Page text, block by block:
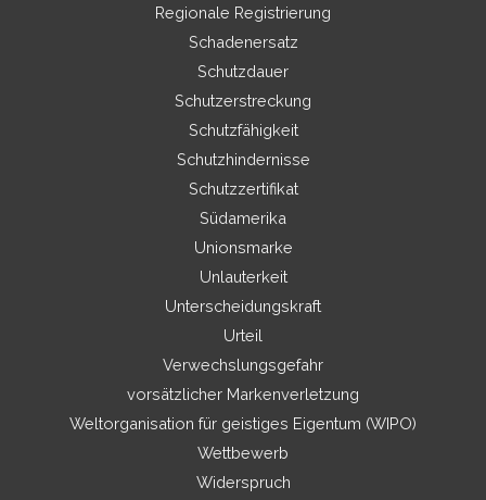
Regionale Registrierung
Schadenersatz
Schutzdauer
Schutzerstreckung
Schutzfähigkeit
Schutzhindernisse
Schutzzertifikat
Südamerika
Unionsmarke
Unlauterkeit
Unterscheidungskraft
Urteil
Verwechslungsgefahr
vorsätzlicher Markenverletzung
Weltorganisation für geistiges Eigentum (WIPO)
Wettbewerb
Widerspruch